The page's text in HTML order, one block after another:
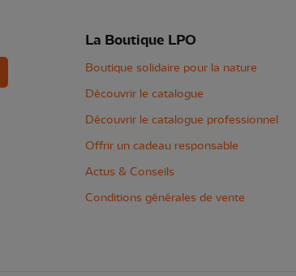
La Boutique LPO
Boutique solidaire pour la nature
Découvrir le catalogue
Découvrir le catalogue professionnel
Offrir un cadeau responsable
Actus & Conseils
Conditions générales de vente